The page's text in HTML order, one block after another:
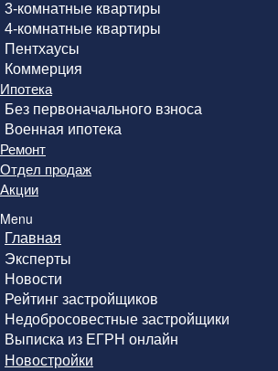
3-комнатные квартиры
4-комнатные квартиры
Пентхаусы
Коммерция
Ипотека
Без первоначального взноса
Военная ипотека
Ремонт
Отдел продаж
Акции
Menu
Главная
Эксперты
Новости
Рейтинг застройщиков
Недобросовестные застройщики
Выписка из ЕГРН онлайн
Новостройки